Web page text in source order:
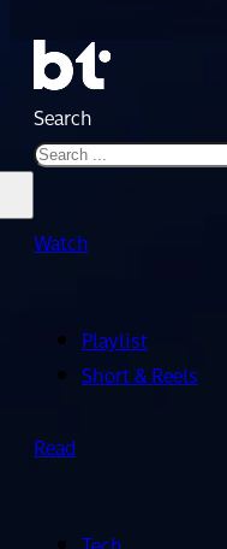
Search
Watch
Playlist
Short & Reels
Read